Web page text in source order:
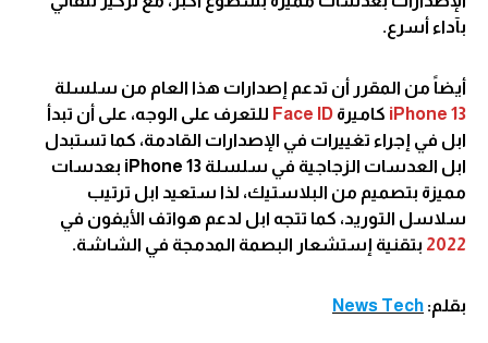
بآداء أسرع.
أيضاً من المقرر أن تدعم إصدارات هذا العام من سلسلة
iPhone 13 كاميرة Face ID للتعرف على الوجه، على أن تبدأ
ابل في إجراء تغييرات في الإصدارات القادمة، كما تستبدل
ابل العدسات الزجاجية في سلسلة iPhone 13 بعدسات
مميزة بتصميم من البلاستيك، لذا ستعيد ابل ترتيب
سلاسل التوريد، كما تتجه ابل لدعم هواتف الأيفون في
2022 بتقنية إستشعار البصمة المدمجة في الشاشة.
بقلم: News Tech